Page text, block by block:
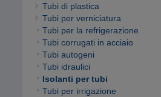
Tubi di plastica
Tubi per verniciatura
Tubi per la refrigerazione
Tubi corrugati in acciaio
Tubi autogeni
Tubi idraulici
Isolanti per tubi
Tubi per irrigazione